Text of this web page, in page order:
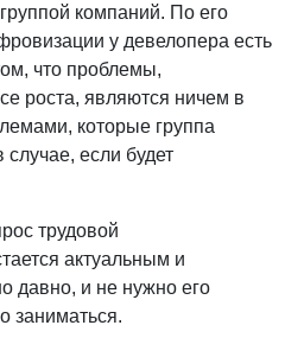
компаний. По его
у девелопера есть
что проблемы,
роста, являются ничем в
которые группа
случае, если будет
трудовой
актуальным и
давно, и не нужно его
заниматься.